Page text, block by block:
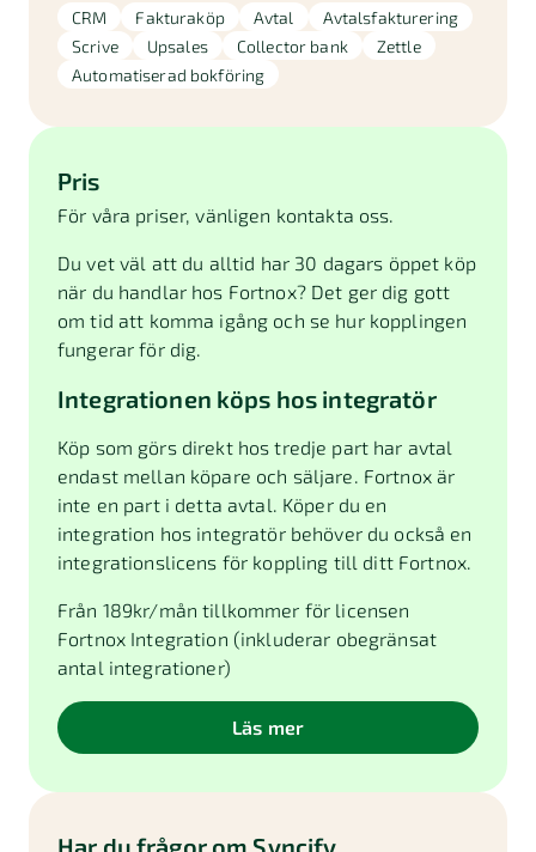
CRM Fakturaköp Avtal
Avtalsfakturering
Scrive
Upsales Collector bank
Zettle
Automatiserad bokföring
Pris
För våra priser, vänligen kontakta oss.
Du vet väl att du alltid har 30 dagars öppet köp
när du handlar hos Fortnox? Det ger dig gott
om tid att komma igång och se hur kopplingen
fungerar för dig.
Integrationen köps hos integratör
Köp som görs direkt hos tredje part har avtal
endast mellan köpare och säljare. Fortnox är
inte en part i detta avtal. Köper du en
integration hos integratör behöver du också en
integrationslicens för koppling till ditt Fortnox.
Från 189kr/mån tillkommer för licensen
Fortnox Integration (inkluderar obegränsat
antal integrationer)
Läs mer
Har du frågor om Syncify